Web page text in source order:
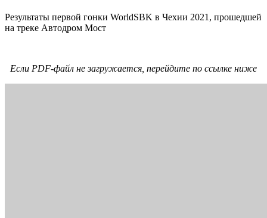
Результаты первой гонки WorldSBK в Чехии 2021, прошедшей
на треке Автодром Мост
Если PDF-файл не загружается, перейдите по ссылке ниже